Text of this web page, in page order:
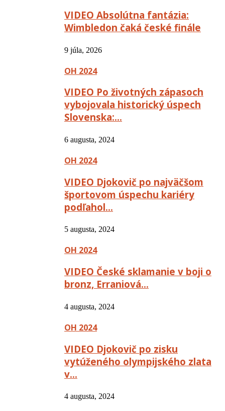
VIDEO Absolútna fantázia:
Wimbledon čaká české finále
9 júla, 2026
OH 2024
VIDEO Po životných zápasoch
vybojovala historický úspech
Slovenska:…
6 augusta, 2024
OH 2024
VIDEO Djokovič po najväčšom
športovom úspechu kariéry
podľahol…
5 augusta, 2024
OH 2024
VIDEO České sklamanie v boji o
bronz, Erraniová…
4 augusta, 2024
OH 2024
VIDEO Djokovič po zisku
vytúženého olympijského zlata
v…
4 augusta, 2024